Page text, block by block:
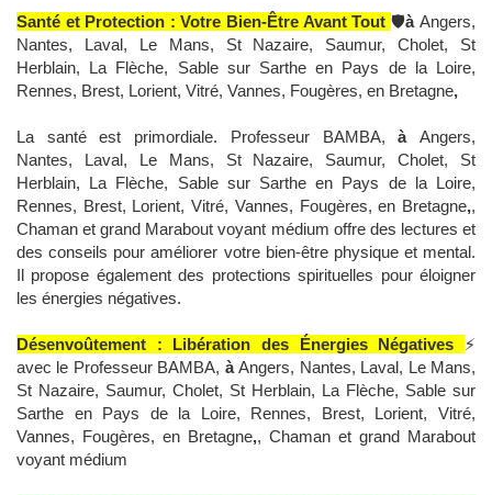
Santé et Protection : Votre Bien-Être Avant Tout 🛡️àAngers,
Nantes, Laval, Le Mans, St Nazaire, Saumur, Cholet, St
Herblain, La Flèche, Sable sur Sarthe en Pays de la Loire,
Rennes, Brest, Lorient, Vitré, Vannes, Fougères, en Bretagne,
La santé est primordiale. Professeur BAMBA,àAngers,
Nantes, Laval, Le Mans, St Nazaire, Saumur, Cholet, St
Herblain, La Flèche, Sable sur Sarthe en Pays de la Loire,
Rennes, Brest, Lorient, Vitré, Vannes, Fougères, en Bretagne,,
Chaman et grand Marabout voyant médium offre des lectures et
des conseils pour améliorer votre bien-être physique et mental.
Il propose également des protections spirituelles pour éloigner
les énergies négatives.
Désenvoûtement : Libération des Énergies Négatives
⚡
avec le Professeur BAMBA, àAngers, Nantes, Laval, Le Mans,
St Nazaire, Saumur, Cholet, St Herblain, La Flèche, Sable sur
Sarthe en Pays de la Loire, Rennes, Brest, Lorient, Vitré,
Vannes, Fougères, en Bretagne,, Chaman et grand Marabout
voyant médium